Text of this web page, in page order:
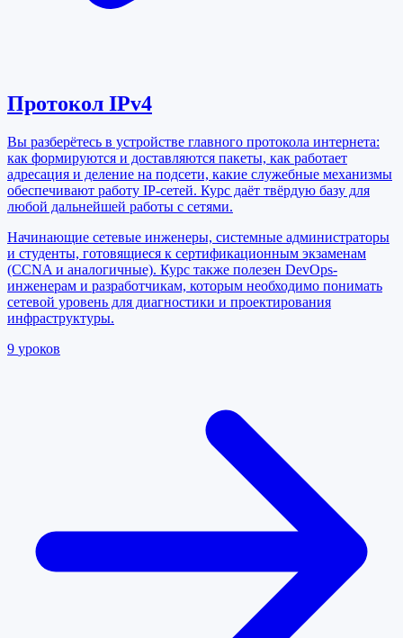
Протокол IPv4
Вы разберётесь в устройстве главного протокола интернета:
как формируются и доставляются пакеты, как работает
адресация и деление на подсети, какие служебные механизмы
обеспечивают работу IP-сетей. Курс даёт твёрдую базу для
любой дальнейшей работы с сетями.
Начинающие сетевые инженеры, системные администраторы
и студенты, готовящиеся к сертификационным экзаменам
(CCNA и аналогичные). Курс также полезен DevOps-
инженерам и разработчикам, которым необходимо понимать
сетевой уровень для диагностики и проектирования
инфраструктуры.
9 уроков